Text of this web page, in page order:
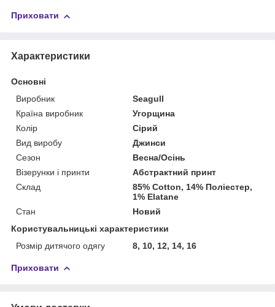
Приховати
Характеристики
Основні
Виробник
Seagull
Країна виробник
Угорщина
Колір
Сірий
Вид виробу
Джинси
Сезон
Весна/Осінь
Візерунки і принти
Абстрактний принт
Склад
85% Cotton, 14% Поліестер,
1% Elatane
Стан
Новий
Користувальницькі характеристики
Розмір дитячого одягу
8, 10, 12, 14, 16
Приховати